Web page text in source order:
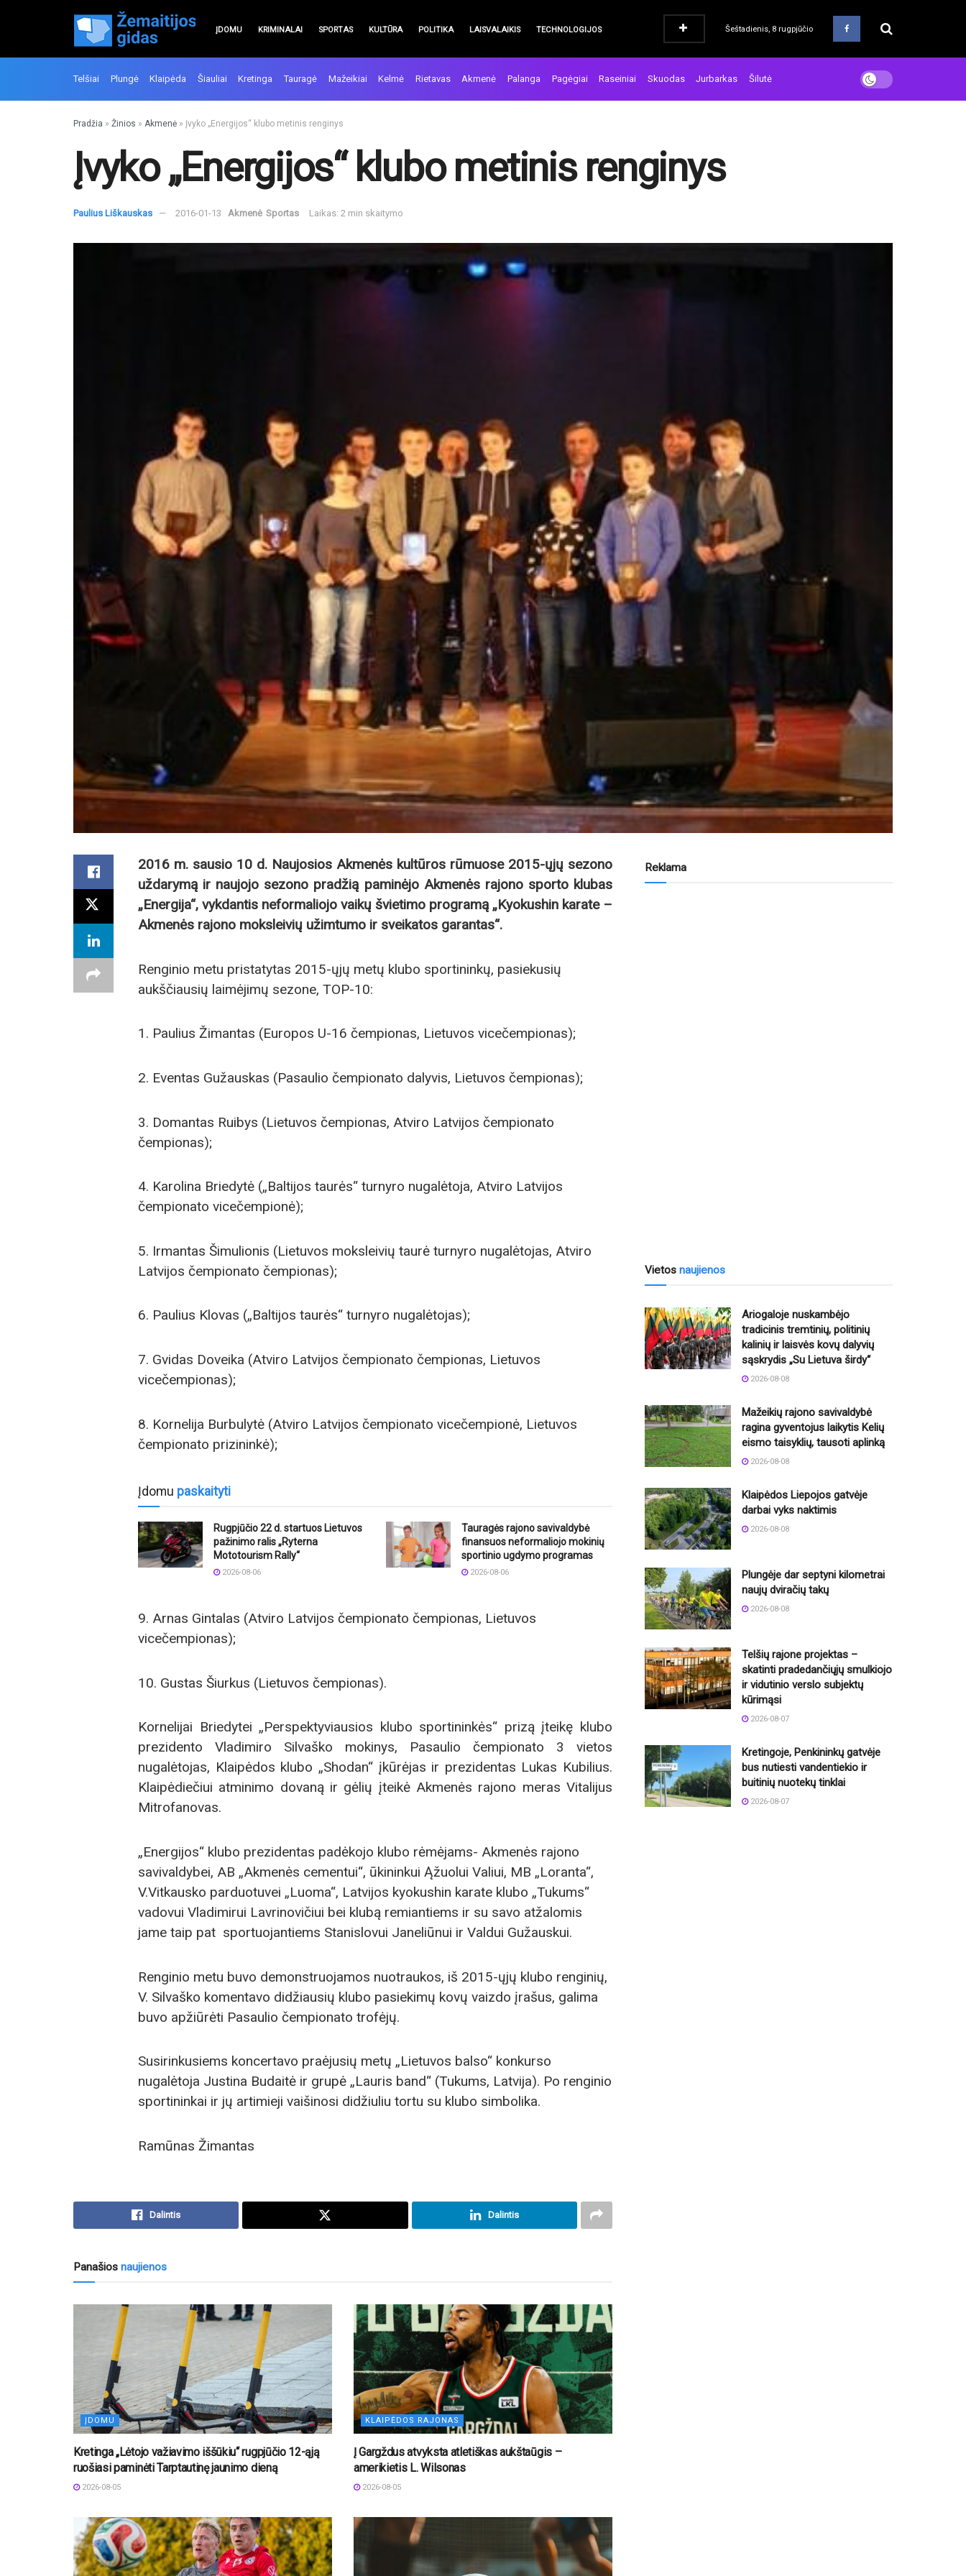
ĮDOMU KRIMINALAI SPORTAS KULTŪRA POLITIKA LAISVALAIKIS TECHNOLOGIJOS Šeštadienis, 8 rugpjūčio
Telšiai Plungė Klaipėda Šiauliai Kretinga Tauragė Mažeikiai Kelmė Rietavas Akmenė Palanga Pagėgiai Raseiniai Skuodas Jurbarkas Šilutė
Pradžia » Žinios » Akmenė » Įvyko „Energijos“ klubo metinis renginys
Įvyko „Energijos“ klubo metinis renginys
Paulius Liškauskas 2016-01-13 Akmenė Sportas Laikas: 2 min skaitymo
2016 m. sausio 10 d. Naujosios Akmenės kultūros rūmuose 2015-ųjų sezono
uždarymą ir naujojo sezono pradžią paminėjo Akmenės rajono sporto klubas
„Energija“, vykdantis neformaliojo vaikų švietimo programą „Kyokushin karate –
Akmenės rajono moksleivių užimtumo ir sveikatos garantas“.
Renginio metu pristatytas 2015-ųjų metų klubo sportininkų, pasiekusių
aukščiausių laimėjimų sezone, TOP-10:
1. Paulius Žimantas (Europos U-16 čempionas, Lietuvos vicečempionas);
2. Eventas Gužauskas (Pasaulio čempionato dalyvis, Lietuvos čempionas);
3. Domantas Ruibys (Lietuvos čempionas, Atviro Latvijos čempionato
čempionas);
4. Karolina Briedytė („Baltijos taurės“ turnyro nugalėtoja, Atviro Latvijos
čempionato vicečempionė);
5. Irmantas Šimulionis (Lietuvos moksleivių taurė turnyro nugalėtojas, Atviro
Latvijos čempionato čempionas);
6. Paulius Klovas („Baltijos taurės“ turnyro nugalėtojas);
7. Gvidas Doveika (Atviro Latvijos čempionato čempionas, Lietuvos
vicečempionas);
8. Kornelija Burbulytė (Atviro Latvijos čempionato vicečempionė, Lietuvos
čempionato prizininkė);
Įdomu paskaityti
Rugpjūčio 22 d. startuos Lietuvos
pažinimo ralis „Ryterna
Mototourism Rally“
2026-08-06
Tauragės rajono savivaldybė
finansuos neformaliojo mokinių
sportinio ugdymo programas
2026-08-06
9. Arnas Gintalas (Atviro Latvijos čempionato čempionas, Lietuvos
vicečempionas);
10. Gustas Šiurkus (Lietuvos čempionas).
Kornelijai Briedytei „Perspektyviausios klubo sportininkės“ prizą įteikę klubo
prezidento Vladimiro Silvaško mokinys, Pasaulio čempionato 3 vietos
nugalėtojas, Klaipėdos klubo „Shodan“ įkūrėjas ir prezidentas Lukas Kubilius.
Klaipėdiečiui atminimo dovaną ir gėlių įteikė Akmenės rajono meras Vitalijus
Mitrofanovas.
„Energijos“ klubo prezidentas padėkojo klubo rėmėjams- Akmenės rajono
savivaldybei, AB „Akmenės cementui“, ūkininkui Ąžuolui Valiui, MB „Loranta“,
V.Vitkausko parduotuvei „Luoma“, Latvijos kyokushin karate klubo „Tukums“
vadovui Vladimirui Lavrinovičiui bei klubą remiantiems ir su savo atžalomis
jame taip pat sportuojantiems Stanislovui Janeliūnui ir Valdui Gužauskui.
Renginio metu buvo demonstruojamos nuotraukos, iš 2015-ųjų klubo renginių,
V. Silvaško komentavo didžiausių klubo pasiekimų kovų vaizdo įrašus, galima
buvo apžiūrėti Pasaulio čempionato trofėjų.
Susirinkusiems koncertavo praėjusių metų „Lietuvos balso“ konkurso
nugalėtoja Justina Budaitė ir grupė „Lauris band“ (Tukums, Latvija). Po renginio
sportininkai ir jų artimieji vaišinosi didžiuliu tortu su klubo simbolika.
Ramūnas Žimantas
Dalintis Dalintis
Panašios naujienos
ĮDOMU
Kretinga „Lėtojo važiavimo iššūkiu“ rugpjūčio 12-ąją
ruošiasi paminėti Tarptautinę jaunimo dieną
2026-08-05
KLAIPĖDOS RAJONAS
Į Gargždus atvyksta atletiškas aukštaūgis –
amerikietis L. Wilsonas
2026-08-05
Reklama
Vietos naujienos
Ariogaloje nuskambėjo
tradicinis tremtinių, politinių
kalinių ir laisvės kovų dalyvių
sąskrydis „Su Lietuva širdy“
2026-08-08
Mažeikių rajono savivaldybė
ragina gyventojus laikytis Kelių
eismo taisyklių, tausoti aplinką
2026-08-08
Klaipėdos Liepojos gatvėje
darbai vyks naktimis
2026-08-08
Plungėje dar septyni kilometrai
naujų dviračių takų
2026-08-08
Telšių rajone projektas –
skatinti pradedančiųjų smulkiojo
ir vidutinio verslo subjektų
kūrimąsi
2026-08-07
Kretingoje, Penkininkų gatvėje
bus nutiesti vandentiekio ir
buitinių nuotekų tinklai
2026-08-07